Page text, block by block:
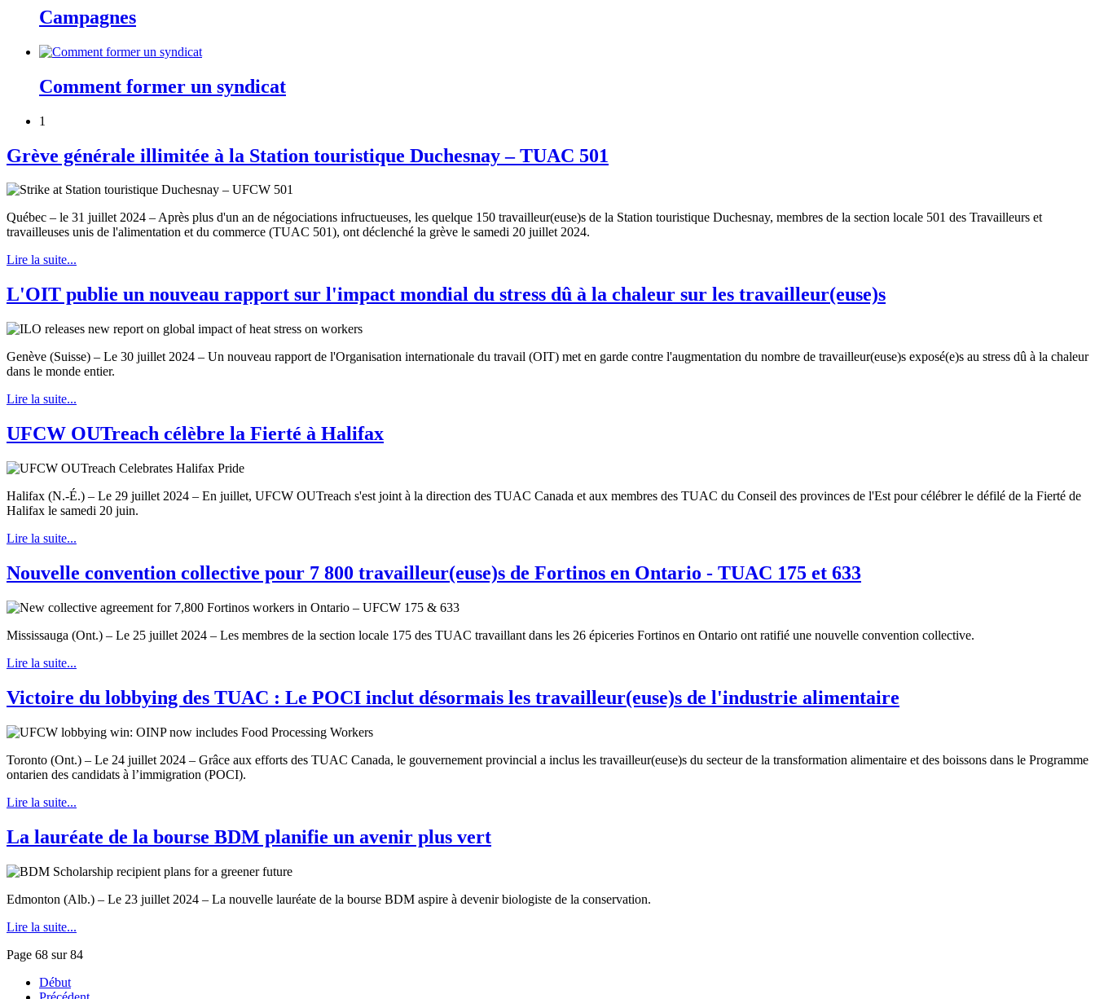
Campagnes
Comment former un syndicat
1
Grève générale illimitée à la Station touristique Duchesnay – TUAC 501
Québec – le 31 juillet 2024 – Après plus d'un an de négociations infructueuses, les quelque 150 travailleur(euse)s de la Station touristique Duchesnay, membres de la section locale 501 des Travailleurs et
travailleuses unis de l'alimentation et du commerce (TUAC 501), ont déclenché la grève le samedi 20 juillet 2024.
Lire la suite...
L'OIT publie un nouveau rapport sur l'impact mondial du stress dû à la chaleur sur les travailleur(euse)s
Genève (Suisse) – Le 30 juillet 2024 – Un nouveau rapport de l'Organisation internationale du travail (OIT) met en garde contre l'augmentation du nombre de travailleur(euse)s exposé(e)s au stress dû à la chaleur
dans le monde entier.
Lire la suite...
UFCW OUTreach célèbre la Fierté à Halifax
Halifax (N.-É.) – Le 29 juillet 2024 – En juillet, UFCW OUTreach s'est joint à la direction des TUAC Canada et aux membres des TUAC du Conseil des provinces de l'Est pour célébrer le défilé de la Fierté de
Halifax le samedi 20 juin.
Lire la suite...
Nouvelle convention collective pour 7 800 travailleur(euse)s de Fortinos en Ontario - TUAC 175 et 633
Mississauga (Ont.) – Le 25 juillet 2024 – Les membres de la section locale 175 des TUAC travaillant dans les 26 épiceries Fortinos en Ontario ont ratifié une nouvelle convention collective.
Lire la suite...
Victoire du lobbying des TUAC : Le POCI inclut désormais les travailleur(euse)s de l'industrie alimentaire
Toronto (Ont.) – Le 24 juillet 2024 – Grâce aux efforts des TUAC Canada, le gouvernement provincial a inclus les travailleur(euse)s du secteur de la transformation alimentaire et des boissons dans le Programme
ontarien des candidats à l’immigration (POCI).
Lire la suite...
La lauréate de la bourse BDM planifie un avenir plus vert
Edmonton (Alb.) – Le 23 juillet 2024 – La nouvelle lauréate de la bourse BDM aspire à devenir biologiste de la conservation.
Lire la suite...
Page 68 sur 84
Début